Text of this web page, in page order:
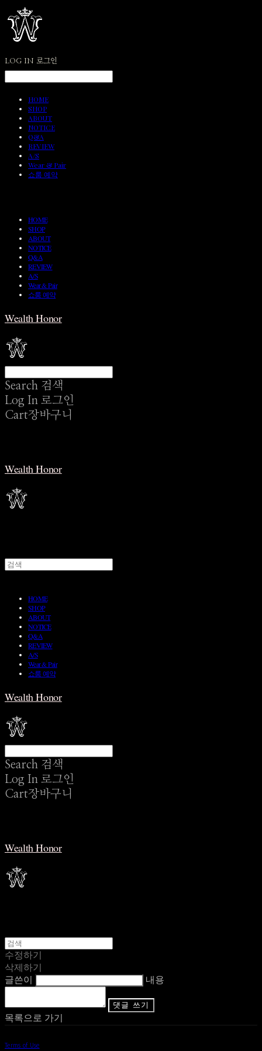
LOG IN 로그인
HOME
SHOP
ABOUT
NOTICE
Q&A
REVIEW
A/S
Wear & Pair
쇼룸 예약
HOME
SHOP
ABOUT
NOTICE
Q&A
REVIEW
A/S
Wear & Pair
쇼룸 예약
Wealth Honor
Search 검색
Log In 로그인
Cart장바구니
Wealth Honor
HOME
SHOP
ABOUT
NOTICE
Q&A
REVIEW
A/S
Wear & Pair
쇼룸 예약
Wealth Honor
Search 검색
Log In 로그인
Cart장바구니
Wealth Honor
수정하기
삭제하기
글쓴이
내용
댓글 쓰기
목록으로 가기
Terms of Use